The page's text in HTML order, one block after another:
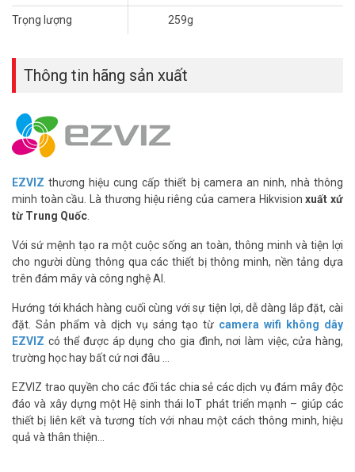
Camera giám sát EZVIZ TY1 2MP có chức năng hồng ngoại ban
đêm thông minh, cùng với Smart IR giúp tăng cường khả năng bắt
độ nhìn, ngay cả trong điều kiện ban đêm thiếu ánh sáng.
Khả năng theo dõi tối ưu
Camera giám sát EZVIZ TY1 2MP có tầm nhìn lên đến 10 mét,
được trang bị chức năng theo dõi thông minh (Smart Tracking)
cùng khả năng quay góc ngang 340 độ , góc xoay dọc 55 độ. Nhờ
phải lo lắng mình bỏ sót bất cứ chi tiết nào trong không gian. Đồng
thời, cảm biến chuyển động thông minh trên camera Ezviz CS-TY1
sẽ tăng cường khả năng theo dõi. Bất cứ khi nào phát hiện vật thể
thông minh của bạn.
Trọng lượng 259g
Thông tin hãng sản xuất
EZVIZ thương hiệu cung cấp thiết bị camera an ninh, nhà thông
minh toàn cầu. Là thương hiệu riêng của camera Hikvisionxuất xứ
từ Trung Quốc
Với sứ mệnh tạo ra một cuộc sống an toàn, thông minh và tiện lợi
cho người dùng thông qua các thiết bị thông minh, nền tảng dựa
trên đám mây và công nghệ AI.
Hướng tới khách hàng cuối cùng với sự tiện lợi, dễ dàng lắp đặt, cài
đặt. Sản phẩm và dịch vụ sáng tạo từ camera wifi không dây
EZVIZ có thể được áp dụng cho gia đình, nơi làm việc, cửa hàng,
trường học hay bất cứ nơi đâu …
EZVIZ trao quyền cho các đối tác chia sẻ các dịch vụ đám mây độc
đáo và xây dựng một Hệ sinh thái IoT phát triển mạnh – giúp các
thiết bị liên kết và tương tích với nhau một cách thông minh, hiệu
quả và thân thiện…